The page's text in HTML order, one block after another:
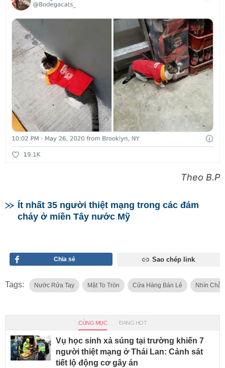
Theo B.P
Ít nhất 35 người thiệt mạng trong các đám
cháy ở miền Tây nước Mỹ
Chia sẻ Sao chép link
Tags: Nước Rửa Tay Mặt To Tròn Cửa Hàng Bán Lẻ Nhìn
CÙNG MỤC ĐANG HOT
Vụ học sinh xả súng tại trường khiến 7
người thiệt mạng ở Thái Lan: Cảnh sát
tiết lộ động cơ gây án